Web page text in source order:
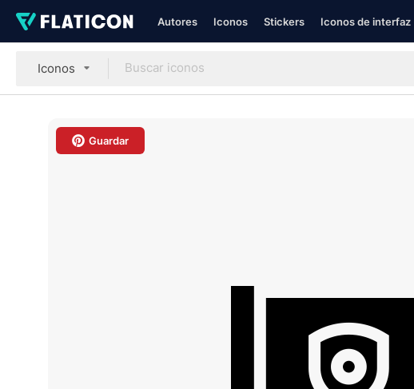
Autores Iconos Stickers Iconos de interfaz
Iconos
Guardar